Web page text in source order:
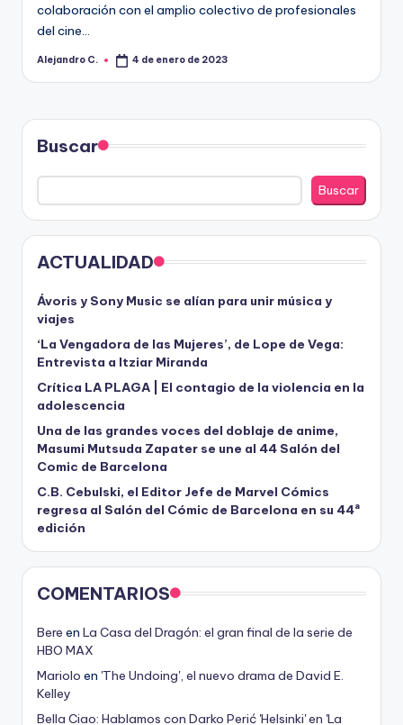
A
colaboración con el amplio colectivo de profesionales
del cine…
Publicado
Alejandro C. 4 de enero de 2023
Buscar
Buscar
ACTUALIDAD
Ávoris y Sony Music se alían para unir música y
viajes
‘La Vengadora de las Mujeres’, de Lope de Vega:
Entrevista a Itziar Miranda
Crítica LA PLAGA | El contagio de la violencia en la
adolescencia
Una de las grandes voces del doblaje de anime,
Masumi Mutsuda Zapater se une al 44 Salón del
Comic de Barcelona
C.B. Cebulski, el Editor Jefe de Marvel Cómics
regresa al Salón del Cómic de Barcelona en su 44ª
edición
COMENTARIOS
Bere en La Casa del Dragón: el gran final de la serie de
HBO MAX
Mariolo en 'The Undoing', el nuevo drama de David E.
Kelley
Bella Ciao: Hablamos con Darko Perić 'Helsinki' en 'La